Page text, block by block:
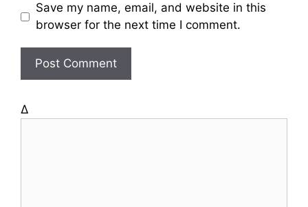
s
Save my name, email, and website in this
browser for the next time I comment.
Δ